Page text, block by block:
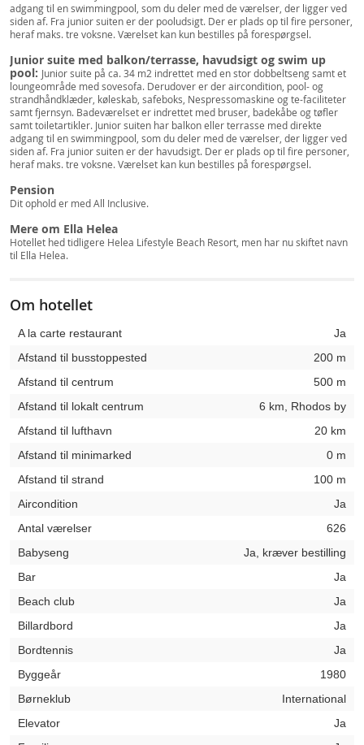
adgang til en swimmingpool, som du deler med de værelser, der ligger ved
siden af. Fra junior suiten er der pooludsigt. Der er plads op til fire personer,
heraf maks. tre voksne. Værelset kan kun bestilles på forespørgsel.
Junior suite med balkon/terrasse, havudsigt og swim up
pool: Junior suite på ca. 34 m2 indrettet med en stor dobbeltseng samt et
loungeområde med sovesofa. Derudover er der aircondition, pool- og
strandhåndklæder, køleskab, safeboks, Nespressomaskine og te-faciliteter
samt fjernsyn. Badeværelset er indrettet med bruser, badekåbe og tøfler
samt toiletartikler. Junior suiten har balkon eller terrasse med direkte
adgang til en swimmingpool, som du deler med de værelser, der ligger ved
siden af. Fra junior suiten er der havudsigt. Der er plads op til fire personer,
heraf maks. tre voksne. Værelset kan kun bestilles på forespørgsel.
Pension
Dit ophold er med All Inclusive.
Mere om Ella Helea
Hotellet hed tidligere Helea Lifestyle Beach Resort, men har nu skiftet navn
til Ella Helea.
Om hotellet
A la carte restaurant
Ja
Afstand til busstoppested
200 m
Afstand til centrum
500 m
Afstand til lokalt centrum
6 km, Rhodos by
Afstand til lufthavn
20 km
Afstand til minimarked
0 m
Afstand til strand
100 m
Aircondition
Ja
Antal værelser
626
Babyseng
Ja, kræver bestilling
Bar
Ja
Beach club
Ja
Billardbord
Ja
Bordtennis
Ja
Byggeår
1980
Børneklub
International
Elevator
Ja